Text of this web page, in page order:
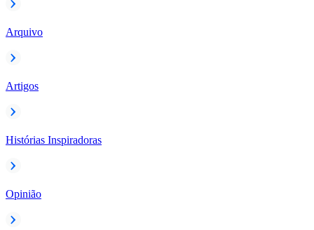
Arquivo
Artigos
Histórias Inspiradoras
Opinião